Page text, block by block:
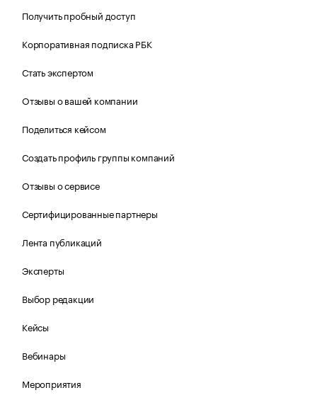
Получить пробный доступ
Корпоративная подписка РБК
Стать экспертом
Отзывы о вашей компании
Поделиться кейсом
Создать профиль группы компаний
Отзывы о сервисе
Сертифицированные партнеры
Лента публикаций
Эксперты
Выбор редакции
Кейсы
Вебинары
Мероприятия